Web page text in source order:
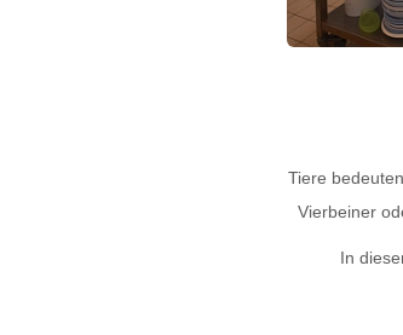
Tiere
Vierbeiner
In